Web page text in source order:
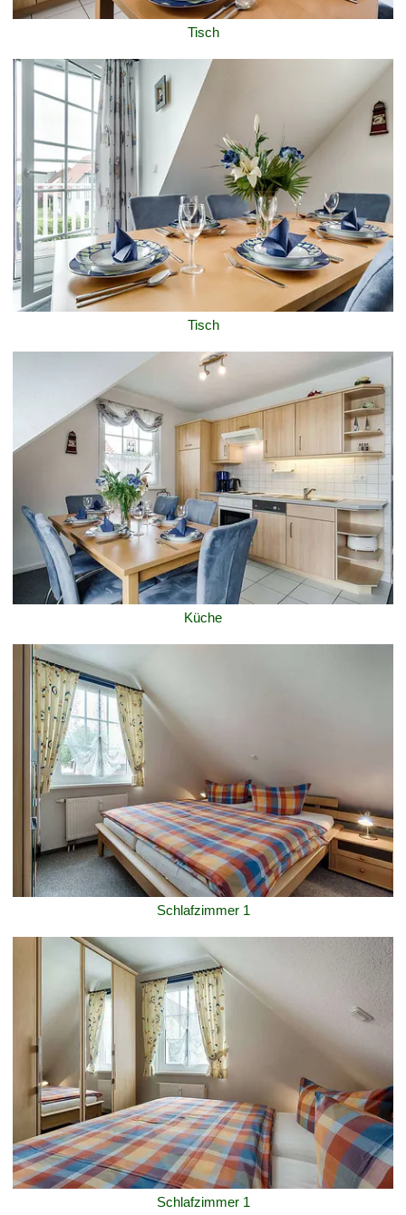
Tisch
Tisch
Küche
Schlafzimmer 1
Schlafzimmer 1